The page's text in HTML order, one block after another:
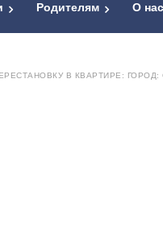
Родителям О нас
В КВАРТИРЕ: ГОРОД: